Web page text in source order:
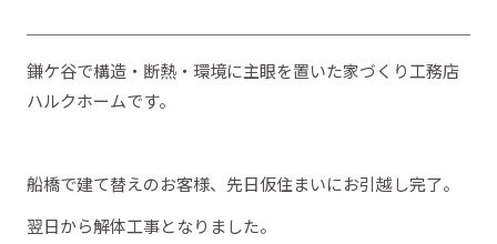
鎌ケ谷で構造・断熱・環境に主眼を置いた家づくり工務店
ハルクホームです。
船橋で建て替えのお客様、先日仮住まいにお引越し完了。
翌日から解体工事となりました。